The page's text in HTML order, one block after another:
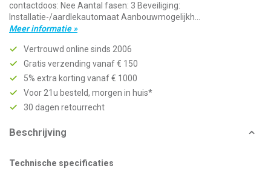
contactdoos: Nee Aantal fasen: 3 Beveiliging:
Installatie-/aardlekautomaat Aanbouwmogelijkh...
Meer informatie »
Vertrouwd online sinds 2006
Gratis verzending vanaf € 150
5% extra korting vanaf € 1000
Voor 21u besteld, morgen in huis*
30 dagen retourrecht
Beschrijving
Technische specificaties